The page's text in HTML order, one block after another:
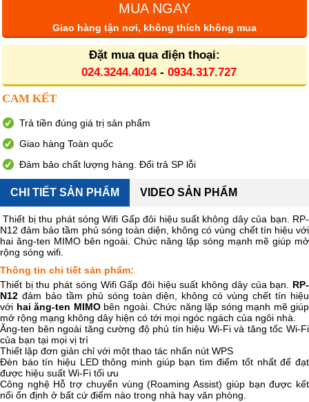
MUA NGAY
Giao hàng tận nơi, không thích không mua
Đặt mua qua điện thoại:
024.3244.4014- 0934.317.727
CAM KẾT
Trả tiền đúng giá trị sản phẩm
Giao hàng Toàn quốc
Đảm bảo chất lượng hàng. Đổi trả SP lỗi
CHI TIẾT SẢN PHẨM VIDEO SẢN PHẨM
Thiết bị thu phát sóng Wifi Gấp đôi hiệu suất không dây của bạn. RP-
N12 đảm bảo tầm phủ sóng toàn diện, không có vùng chết tín hiệu với
hai ăng-ten MIMO bên ngoài. Chức năng lặp sóng mạnh mẽ giúp mở
rộng sóng wifi.
Thông tin chi tiết sản phẩm:
Thiết bị thu phát sóng Wifi Gấp đôi hiệu suất không dây của bạn. RP-
N12 đảm bảo tầm phủ sóng toàn diện, không có vùng chết tín hiệu
với hai ăng-ten MIMObên ngoài. Chức năng lặp sóng mạnh mẽ giúp
mở rộng mạng không dây hiện có tới mọi ngóc ngách của ngôi nhà.
Ăng-ten bên ngoài tăng cường độ phủ tín hiệu Wi-Fi và tăng tốc Wi-Fi
của bạn tại mọi vị trí
Thiết lập đơn giản chỉ với một thao tác nhấn nút WPS
Đèn báo tín hiệu LED thông minh giúp bạn tìm điểm tốt nhất để đạt
được hiệu suất Wi-Fi tối ưu
Công nghệ Hỗ trợ chuyển vùng (Roaming Assist) giúp bạn được kết
nối ổn định ở bất cứ điểm nào trong nhà hay văn phòng.